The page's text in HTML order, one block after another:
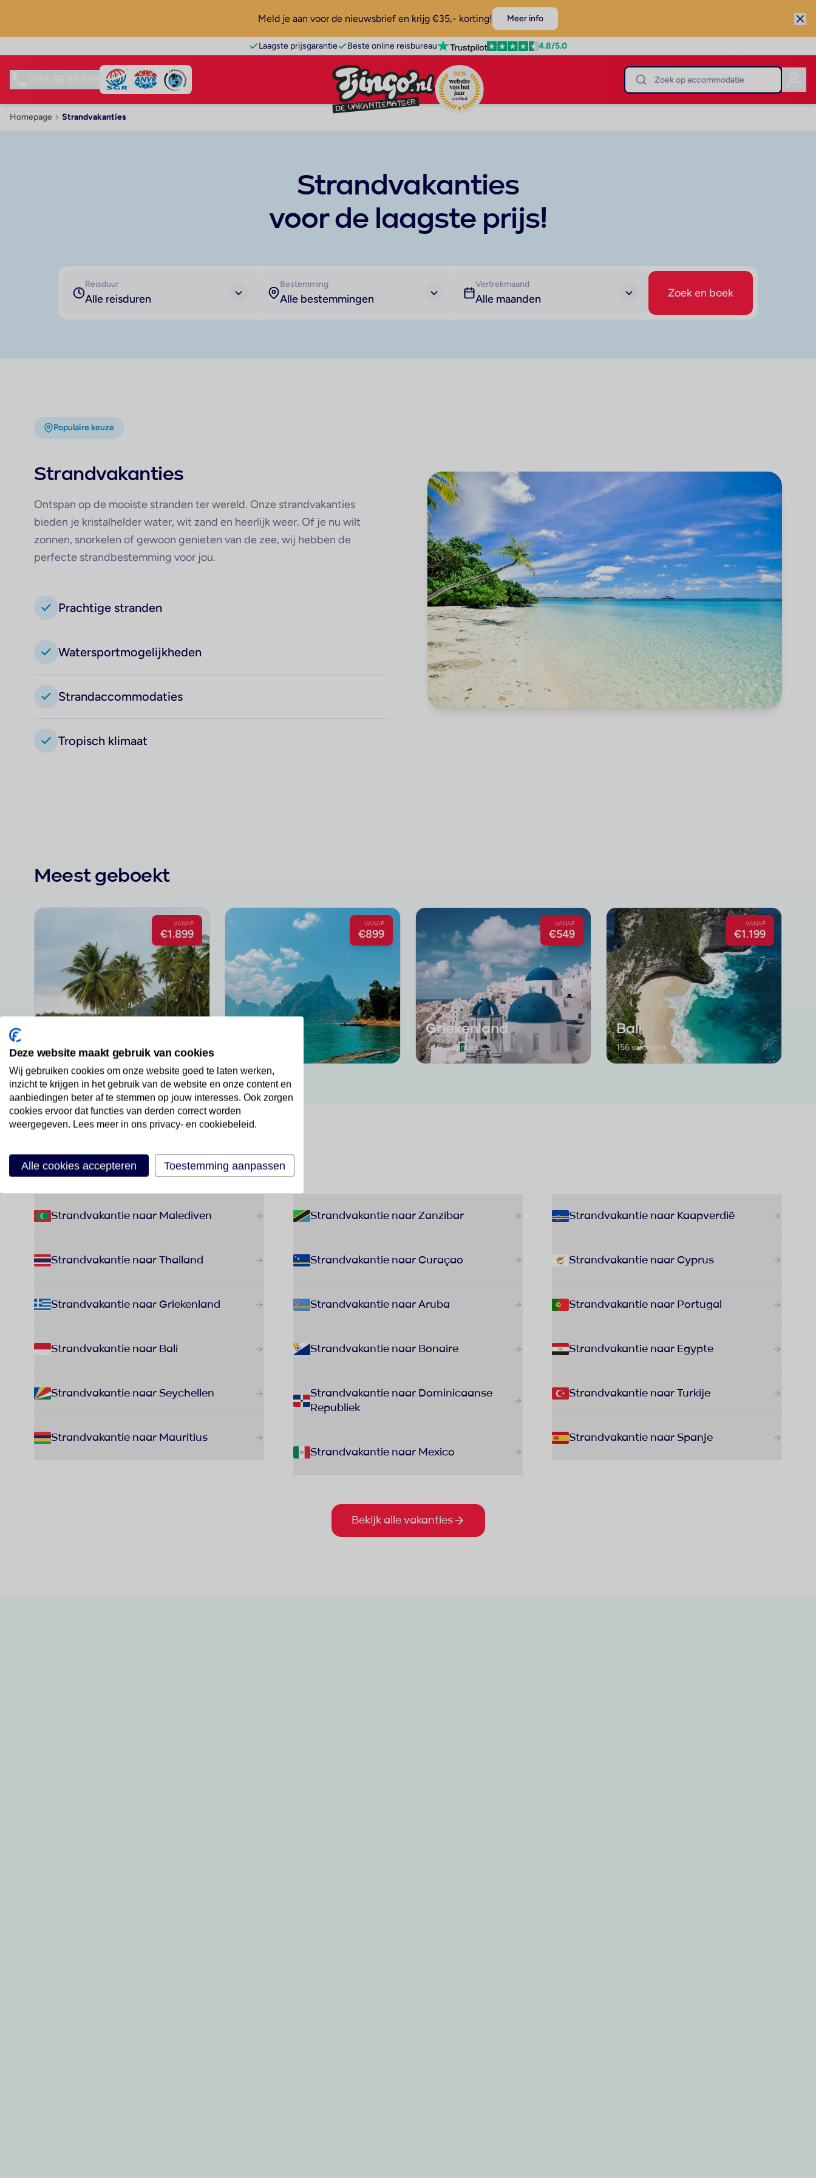
Meld je aan voor de nieuwsbrief en krijg €35,- korting! Meer info
Laagste prijsgarantie Beste online reisbureau 4.8/5.0
Homepage Strandvakanties
Strandvakanties
voor de laagste prijs!
Reisduur
Alle reisduren
Bestemming
Alle bestemmingen
Vertrekmaand
Alle maanden Zoek en boek
Populaire keuze
Strandvakanties
Ontspan op de mooiste stranden ter wereld. Onze strandvakanties
bieden je kristalhelder water, wit zand en heerlijk weer. Of je nu wilt
zonnen, snorkelen of gewoon genieten van de zee, wij hebben de
perfecte strandbestemming voor jou.
Prachtige stranden
Watersportmogelijkheden
Strandaccommodaties
Tropisch klimaat
Meest geboekt
VANAF
€1.899
89 vakanties
VANAF
€899
VANAF
€549
Griekenland
445 vakanties
VANAF
€1.199
Bali
156 vakanties
Populaire bestemmingen
Strandvakantie naar Malediven
Strandvakantie naar Thailand
Strandvakantie naar Griekenland
Strandvakantie naar Bali
Strandvakantie naar Seychellen
Strandvakantie naar Mauritius
Strandvakantie naar Zanzibar
Strandvakantie naar Curaçao
Strandvakantie naar Aruba
Strandvakantie naar Bonaire
Strandvakantie naar Dominicaanse
Republiek
Strandvakantie naar Mexico
Strandvakantie naar Kaapverdië
Strandvakantie naar Cyprus
Strandvakantie naar Portugal
Strandvakantie naar Egypte
Strandvakantie naar Turkije
Strandvakantie naar Spanje
Bekijk alle vakanties
Deze website maakt gebruik van cookies
Wij gebruiken cookies om onze website goed te laten werken,
inzicht te krijgen in het gebruik van de website en onze content en
aanbiedingen beter af te stemmen op jouw interesses. Ook zorgen
cookies ervoor dat functies van derden correct worden
weergegeven. Lees meer in ons privacy- en cookiebeleid.
Alle cookies accepteren Toestemming aanpassen